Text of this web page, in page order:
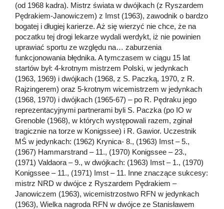
(od 1968 kadra). Mistrz świata w dwójkach (z Ryszardem
Pędrakiem-Janowiczem) z Imst (1963), zawodnik o bardzo
bogatej i długiej karierze. Aż się wierzyć nie chce, że na
poczatku tej drogi lekarze wydali werdykt, iż nie powinien
uprawiać sportu ze względu na… zaburzenia
funkcjonowania błędnika. A tymczasem w ciągu 15 lat
startów był: 4-krotnym mistrzem Polski, w jedynkach
(1963, 1969) i dwójkach (1968, z S. Paczką, 1970, z R.
Rajzingerem) oraz 5-krotnym wicemistrzem w jedynkach
(1968, 1970) i dwójkach (1965-67) – po R. Pędraku jego
reprezentacyjnymi partnerami byli S. Paczka (po IO w
Grenoble (1968), w których występowali razem, zginał
tragicznie na torze w Konigssee) i R. Gawior. Uczestnik
MŚ w jedynkach: (1962) Krynica- 8., (1963) Imst – 5.,
(1967) Hammarstrand – 11., (1970) Konigssee – 23.,
(1971) Valdaora – 9., w dwójkach: (1963) Imst – 1., (1970)
Konigssee – 11., (1971) Imst – 11. Inne znaczące sukcesy:
mistrz NRD w dwójce z Ryszardem Pędrakiem –
Janowiczem (1963), wicemistrzostwo RFN w jedynkach
(1963), Wielka nagroda RFN w dwójce ze Stanisławem